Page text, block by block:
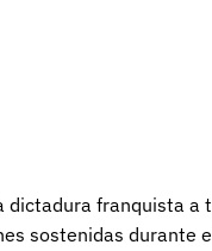
dictadura franquista a
sostenidas durante